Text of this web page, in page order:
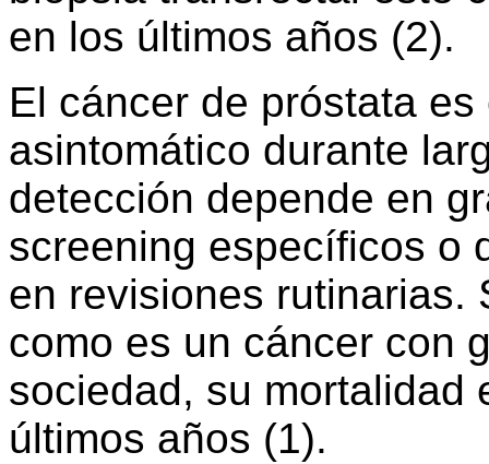
en los últimos años (2).
El cáncer de próstata
asintomático durante
detección depende en
screening específicos o
en revisiones rutinarias.
como es un cáncer con
sociedad, su mortalidad
últimos años (1).